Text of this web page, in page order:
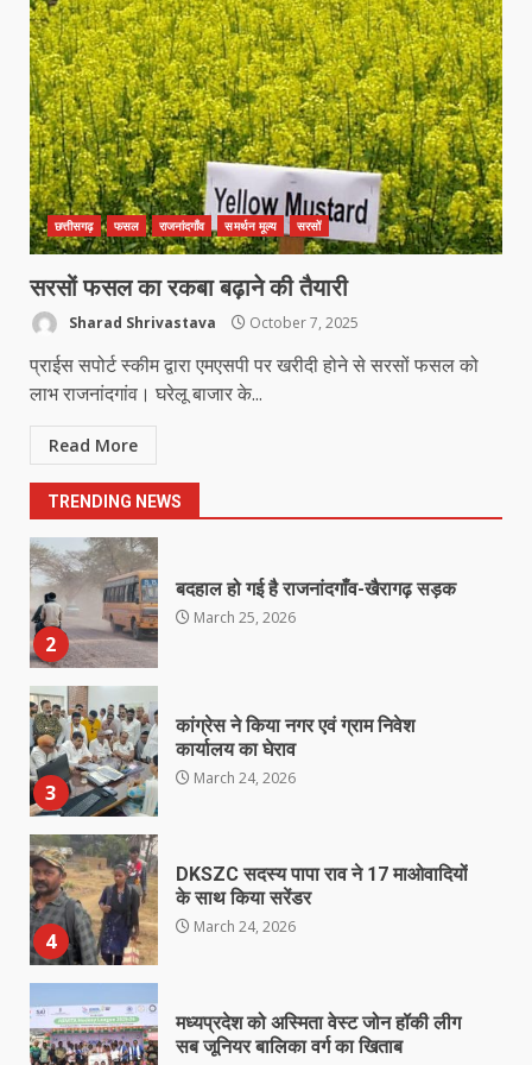
छत्तीसगढ़ फसल राजनांदगाँव समर्थन मूल्य सरसों
सरसों फसल का रकबा बढ़ाने की तैयारी
Sharad Shrivastava October 7, 2025
प्राईस सपोर्ट स्कीम द्वारा एमएसपी पर खरीदी होने से सरसों फसल को
लाभ राजनांदगांव। घरेलू बाजार के...
Read More
TRENDING NEWS
5
सब जूनियर बालिका वर्ग का खिताब
March 24, 2026
6
खल्लारी माता मंदिर का रोप-वे टूटा, महिला
की मौत
March 22, 2026
राष्ट्रीय पवार क्षत्रिय महासभा भारत की
सामान्य सभा डोंगरगढ़ में कल
March 21, 2026
1
March 25, 2026
2
बदहाल हो गई है राजनांदगाँव-खैरागढ़ सड़क
March 25, 2026
3
कांग्रेस ने किया नगर एवं ग्राम निवेश
कार्यालय का घेराव
March 24, 2026
4
DKSZC सदस्य पापा राव ने 17 माओवादियों
के साथ किया सरेंडर
March 24, 2026
मध्यप्रदेश को अस्मिता वेस्ट जोन हॉकी लीग
सब जूनियर बालिका वर्ग का खिताब